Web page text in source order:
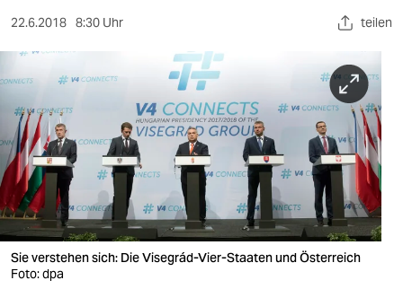
sport
berlin
nord
wahrheit
verlag
verlag
veranstaltungen
22.6.2018 8:30 Uhr teilen
Sie verstehen sich: Die Visegrád-Vier-Staaten und Österreich
Foto: dpa